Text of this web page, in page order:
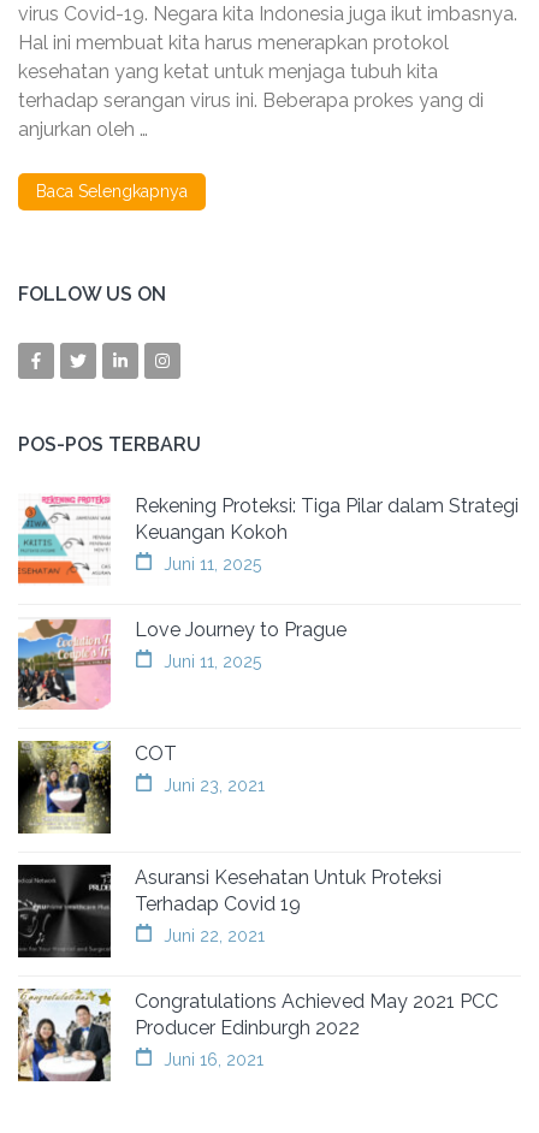
virus Covid-19. Negara kita Indonesia juga ikut imbasnya.
Hal ini membuat kita harus menerapkan protokol
kesehatan yang ketat untuk menjaga tubuh kita
terhadap serangan virus ini. Beberapa prokes yang di
anjurkan oleh …
Baca Selengkapnya
FOLLOW US ON
POS-POS TERBARU
Rekening Proteksi: Tiga Pilar dalam Strategi
Keuangan Kokoh
Juni 11, 2025
Love Journey to Prague
Juni 11, 2025
COT
Juni 23, 2021
Asuransi Kesehatan Untuk Proteksi
Terhadap Covid 19
Juni 22, 2021
Congratulations Achieved May 2021 PCC
Producer Edinburgh 2022
Juni 16, 2021